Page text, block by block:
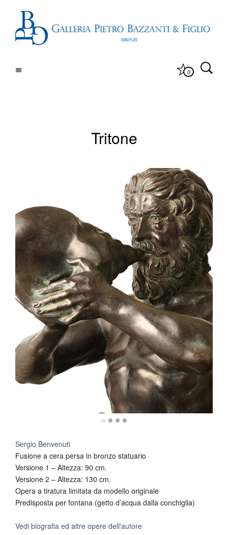
0
Tritone
Sergio Benvenuti
Fusione a cera persa in bronzo statuario
Versione 1 – Altezza: 90 cm.
Versione 2 – Altezza: 130 cm.
Opera a tiratura limitata da modello originale
Predisposta per fontana (getto d’acqua dalla conchiglia)
Vedi biografia ed altre opere dell'autore